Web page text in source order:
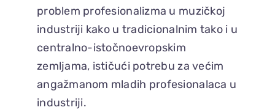
problem profesionalizma u muzičkoj
industriji kako u tradicionalnim tako i u
centralno-istočnoevropskim
zemljama, ističući potrebu za većim
angažmanom mladih profesionalaca u
industriji.